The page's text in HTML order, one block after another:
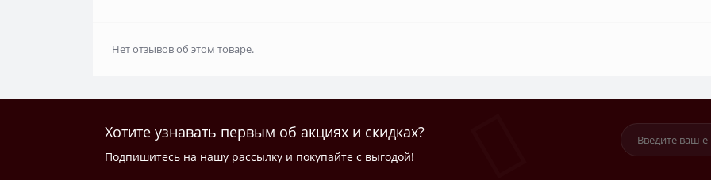
Нет отзывов об этом товаре.
Хотите узнавать первым об акциях и скидках?
Подпишитесь на нашу рассылку и покупайте с выгодой!